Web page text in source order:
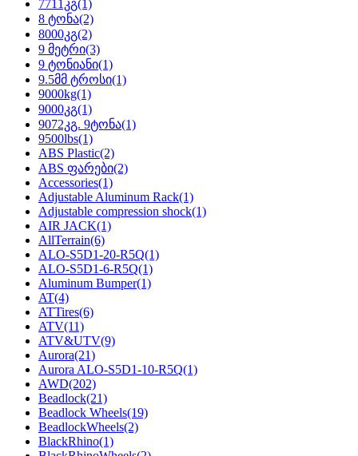
7711კგ(1)
8 ტონა(2)
8000კგ(2)
9 მეტრი(3)
9 ტონიანი(1)
9.5მმ ტროსი(1)
9000kg(1)
9000კგ(1)
9072კგ. 9ტონა(1)
9500lbs(1)
ABS Plastic(2)
ABS ფარები(2)
Accessories(1)
Adjustable Aluminum Rack(1)
Adjustable compression shock(1)
AIR JACK(1)
AllTerrain(6)
ALO-S5D1-20-R5Q(1)
ALO-S5D1-6-R5Q(1)
Aluminum Bumper(1)
AT(4)
ATTires(6)
ATV(11)
ATV&UTV(9)
Aurora(21)
Aurora ALO-S5D1-10-R5Q(1)
AWD(202)
Beadlock(21)
Beadlock Wheels(19)
BeadlockWheels(2)
BlackRhino(1)